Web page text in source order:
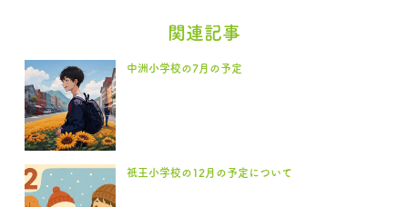
関連記事
中洲小学校の7月の予定
祇王小学校の12月の予定について